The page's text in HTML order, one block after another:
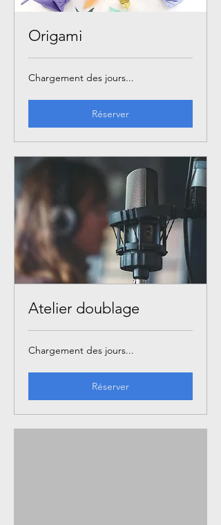
Origami
Chargement des jours...
Réserver
Atelier doublage
Chargement des jours...
Réserver